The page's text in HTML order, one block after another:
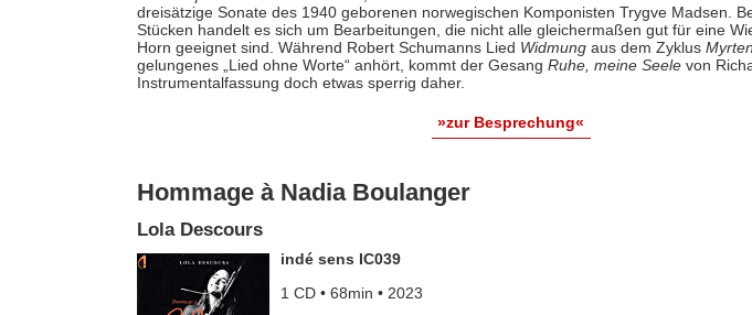
dreisätzige Sonate des 1940 geborenen norwegischen Komponisten Trygve Madsen.
Stücken handelt es sich um Bearbeitungen, die nicht alle gleichermaßen gut für eine
Horn geeignet sind. Während Robert Schumanns Lied Widmungaus dem Zyklus Myrten
gelungenes „Lied ohne Worte“ anhört, kommt der Gesang Ruhe, meine Seelevon
Instrumentalfassung doch etwas sperrig daher.
»zur Besprechung«
Hommage à Nadia Boulanger
Lola Descours
indé sens IC039
1 CD • 68min • 2023